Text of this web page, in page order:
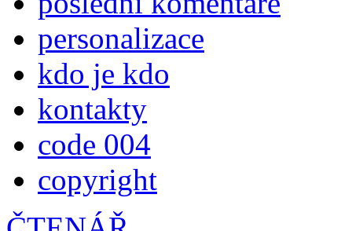
personalizace
kdo je kdo
kontakty
code 004
copyright